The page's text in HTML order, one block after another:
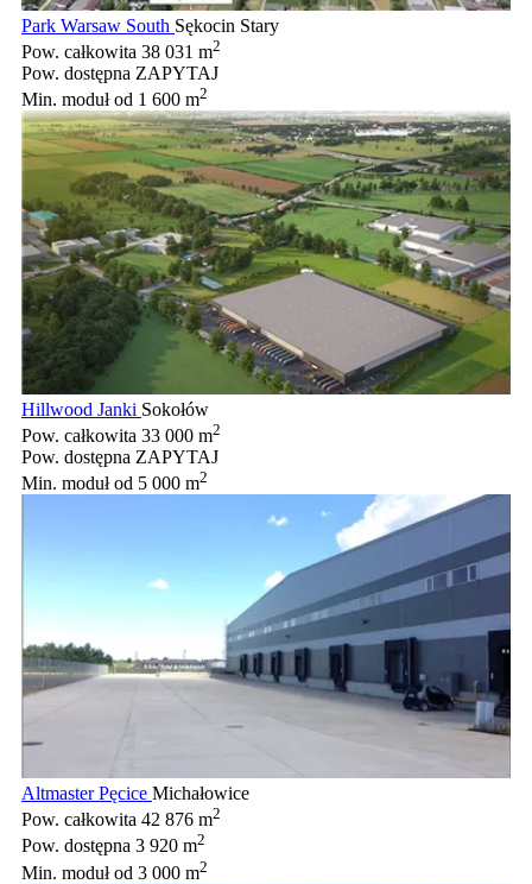
Park Warsaw South Sękocin Stary
Pow. całkowita 38 031 m2
Pow. dostępna ZAPYTAJ
Min. modułod 1 600 m2
Hillwood Janki Sokołów
Pow. całkowita 33 000 m2
Pow. dostępna ZAPYTAJ
Min. modułod 5 000 m2
Altmaster Pęcice Michałowice
Pow. całkowita 42 876 m2
Pow. dostępna 3 920 m2
Min. modułod 3 000 m2